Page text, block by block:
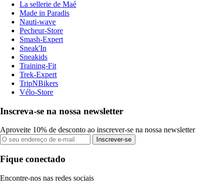
La sellerie de Maé
Made in Paradis
Nauti-wave
Pecheur-Store
Smash-Expert
Sneak'In
Sneakids
Training-Fit
Trek-Expert
TripNBikers
Vélo-Store
Inscreva-se na nossa newsletter
Aproveite 10% de desconto ao inscrever-se na nossa newsletter
Inscrever-se
Fique conectado
Encontre-nos nas redes sociais